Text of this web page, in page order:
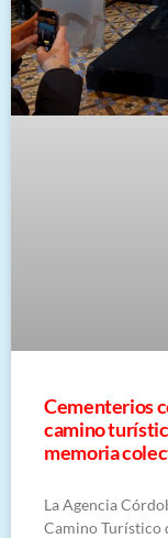
Cementerios
camino
memoria
La Agencia
Camino Turístico